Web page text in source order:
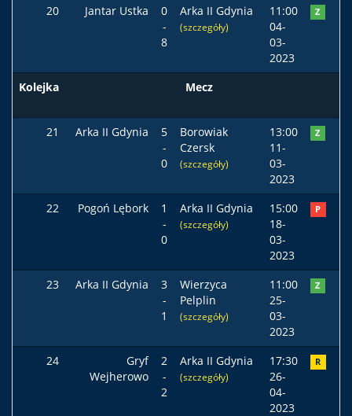
20 Jantar Ustka
0
-
8
Arka II Gdynia
(szczegóły)
11:00
04-
03-
2023
Z
Kolejka Mecz
21 Arka II Gdynia
5
-
0
Borowiak
Czersk
(szczegóły)
13:00
11-
03-
2023
Z
22 Pogoń Lębork
1
-
0
Arka II Gdynia
(szczegóły)
15:00
18-
03-
2023
P
23 Arka II Gdynia
3
-
1
Wierzyca
Pelplin
(szczegóły)
11:00
25-
03-
2023
Z
24
Gryf
Wejherowo
2
-
2
Arka II Gdynia
(szczegóły)
17:30
26-
04-
2023
R